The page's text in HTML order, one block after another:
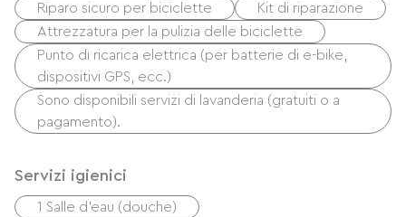
Riparo sicuro per biciclette
Kit di riparazione
Attrezzatura per la pulizia delle biciclette
Punto di ricarica elettrica (per batterie di e-bike,
dispositivi GPS, ecc.)
Sono disponibili servizi di lavanderia (gratuiti o a
pagamento).
Servizi igienici
1 Salle d'eau (douche)